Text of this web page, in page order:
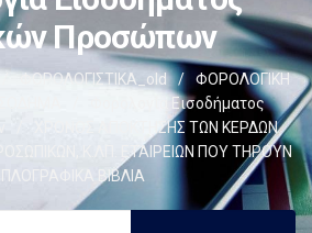
Προσώπων
ΦΟΡΟΛΟΓΙΣΤΙΚΑ_old /
ΦΟΡΟΛΟΓΙΚΗ
Φορολογία Εισοδήματος
ΧΡΟΝΟΣ ΑΠΟΚΤΗΣΗΣ ΤΩΝ ΚΕΡΔΩΝ
Κ.ΛΠ. ΕΤΑΙΡΕΙΩΝ ΠΟΥ ΤΗΡΟΥΝ
ΒΙΒΛΙΑ